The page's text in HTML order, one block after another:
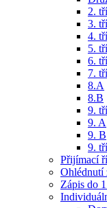
2.
3.
4.
5.
6.
7.
8.A
8.B
9.
9. A
9. B
9.
Přijímací
Ohlédnutí
Zápis do